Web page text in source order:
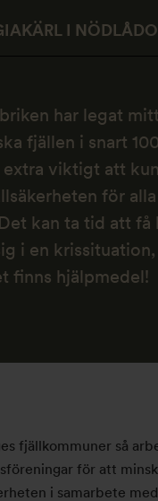
I
har legat
fjällen i snart
extra viktigt att
för
kan ta tid att få
i en
finns hjälpmedel!
fjällkommuner så
för att
i samarbete med